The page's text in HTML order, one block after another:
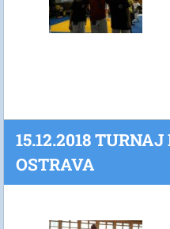
15.12.2018
OSTRAVA